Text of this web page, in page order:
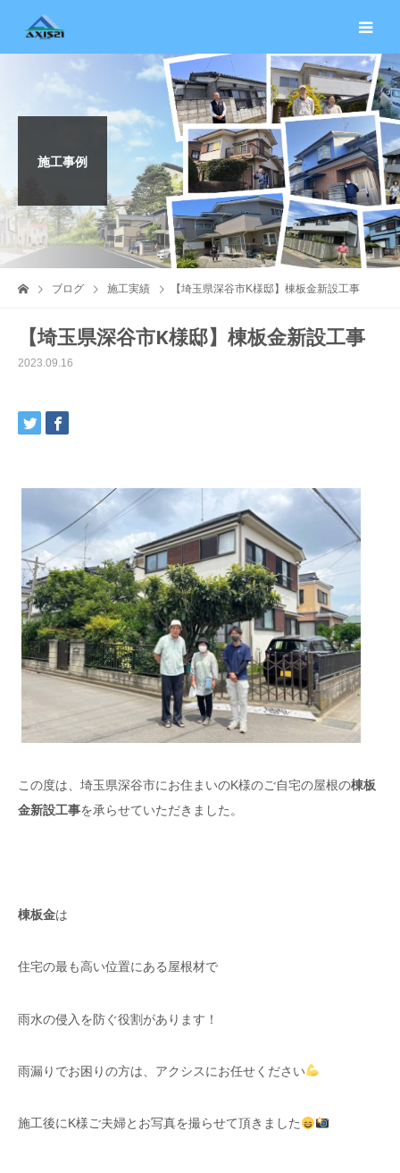
施工事例
ブログ 施工実績 【埼玉県深谷市K様邸】棟板金新設工事
【埼玉県深谷市K様邸】棟板金新設工事
2023.09.16
この度は、埼玉県深谷市にお住まいのK様のご自宅の屋根の棟板
金新設工事を承らせていただきました。
棟板金は
住宅の最も高い位置にある屋根材で
雨水の侵入を防ぐ役割があります！
雨漏りでお困りの方は、アクシスにお任せください
施工後にK様ご夫婦とお写真を撮らせて頂きました